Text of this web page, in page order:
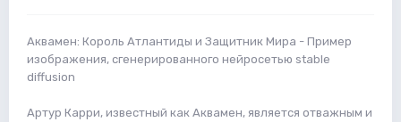
Аквамен: Король Атлантиды и Защитник Мира - Пример
изображения, сгенерированного нейросетью stable
diffusion
Артур Карри, известный как Аквамен, является отважным и